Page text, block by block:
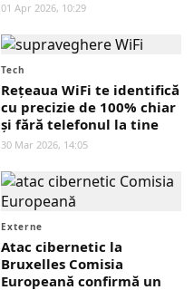
01 Apr 2026, 10:29
Tech
Rețeaua WiFi te identifică
cu precizie de 100% chiar
și fără telefonul la tine
30 Mar 2026, 14:05
Externe
Atac cibernetic la
Bruxelles Comisia
Europeană confirmă un